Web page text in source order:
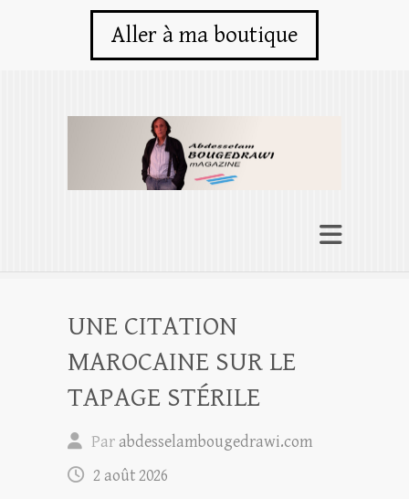
Aller à ma boutique
UNE CITATION
MAROCAINE SUR LE
TAPAGE STÉRILE
Par abdesselambougedrawi.com
2 août 2026